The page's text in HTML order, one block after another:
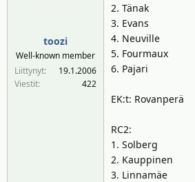
toozi
Well-known member
Liittynyt
19.1.2006
Viestit
422
2. Tänak
3. Evans
4. Neuville
5. Fourmaux
6. Pajari
EK:t: Rovanperä
RC2:
1. Solberg
2. Kauppinen
3. Linnamäe